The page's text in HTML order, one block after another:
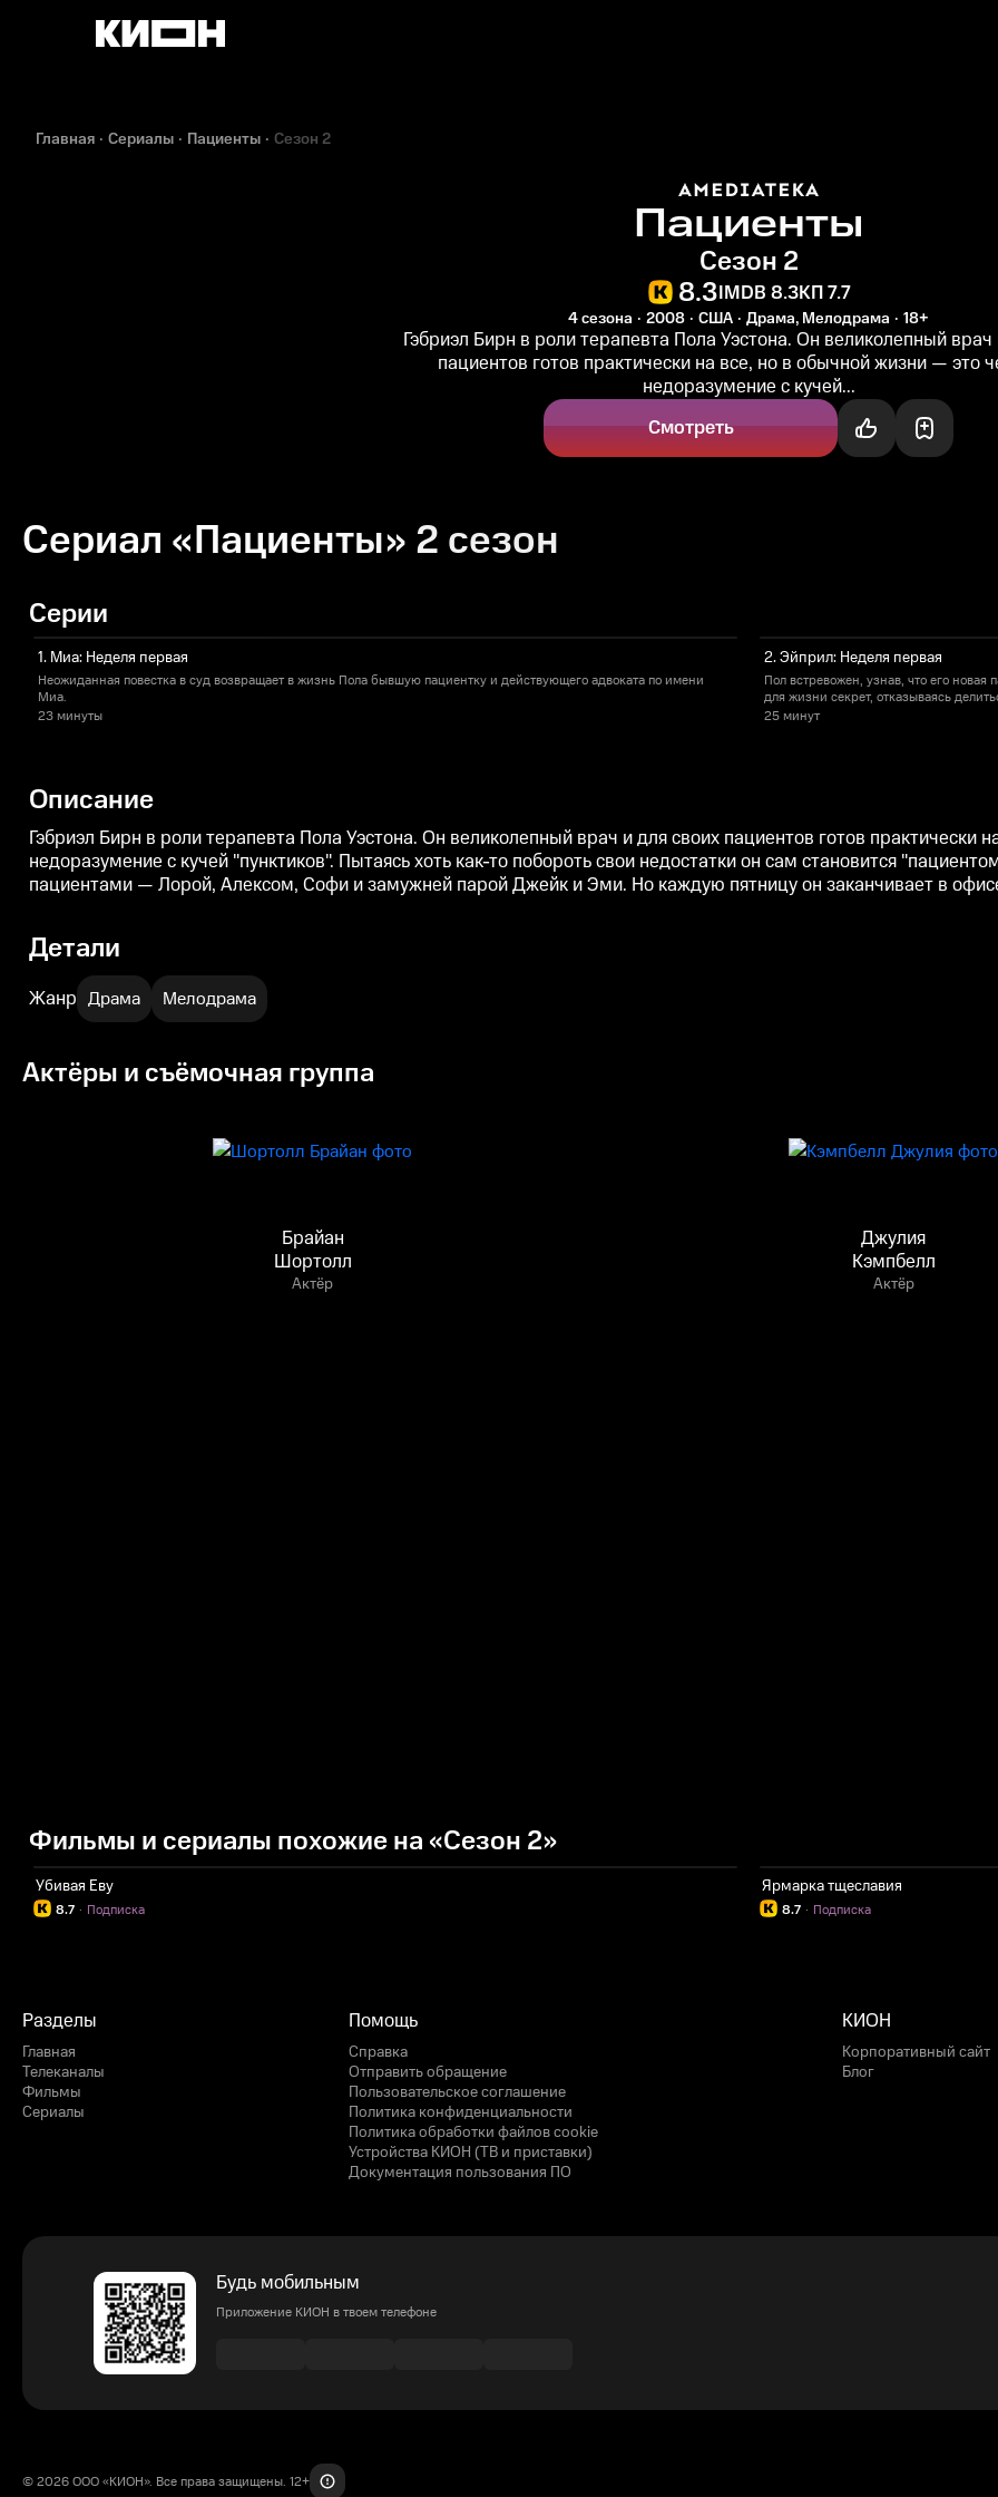
Главная Сериалы Пациенты Сезон 2
Пациенты
Сезон 2
8.3IMDB 8.3КП 7.7
4 сезона 2008 США Драма, Мелодрама 18+
Гэбриэл Бирн в роли терапевта Пола Уэстона. Он великолепный врач
пациентов готов практически на все, но в обычной жизни — это
недоразумение с кучей...
Смотреть
Сериал «Пациенты» 2 сезон
Серии
1. Миа: Неделя первая
Неожиданная повестка в суд возвращает в жизнь Пола бывшую пациентку и действующего адвоката по имени
Миа.
23 минуты
2. Эйприл: Неделя первая
Пол встревожен, узнав, что его новая
для жизни секрет, отказываясь
25 минут
Описание
Гэбриэл Бирн в роли терапевта Пола Уэстона. Он великолепный врач и для своих пациентов готов практически
недоразумение с кучей "пунктиков". Пытаясь хоть как-то побороть свои недостатки он сам становится
пациентами — Лорой, Алексом, Софи и замужней парой Джейк и Эми. Но каждую пятницу он заканчивает в
Детали
Жанр Драма Мелодрама
Актёры и съёмочная группа
Брайан
Шортолл
Актёр
Джулия
Кэмпбелл
Актёр
Фильмы и сериалы похожие на «Сезон 2»
Убивая Еву
8.7 Подписка
·
Ярмарка тщеславия
8.7 Подписка
·
Разделы
Главная
Телеканалы
Фильмы
Сериалы
Помощь
Справка
Отправить обращение
Пользовательское соглашение
Политика конфиденциальности
Политика обработки файлов cookie
Устройства КИОН (ТВ и приставки)
Документация пользования ПО
КИОН
Корпоративный сайт
Блог
Будь мобильным
Приложение КИОН в твоем телефоне
© 2026 ООО «КИОН». Все права защищены. 12+